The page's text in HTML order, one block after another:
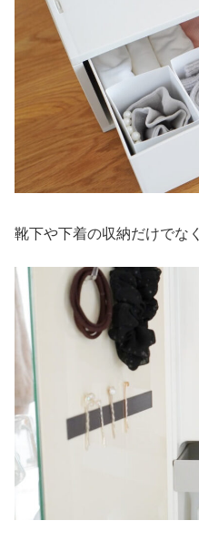
靴下や下着の収納だけでなく